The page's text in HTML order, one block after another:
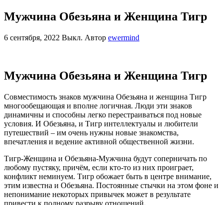
Мужчина Обезьяна и Женщина Тигр
6 сентября, 2022 Выкл. Автор ewermind
Мужчина Обезьяна и Женщина Тигр
Совместимость знаков мужчина Обезьяна и женщина Тигр
многообещающая и вполне логичная. Люди эти знаков
динамичны и способны легко перестраиваться под новые
условия. И Обезьяна, и Тигр интеллектуалы и любители
путешествий – им очень нужны новые знакомства,
впечатления и ведение активной общественной жизни.
Тигр-Женщина и Обезьяна-Мужчина будут соперничать по
любому пустяку, причём, если кто-то из них проиграет,
конфликт неминуем. Тигр обожает быть в центре внимание,
этим известна и Обезьяна. Постоянные стычки на этом фоне и
непонимание некоторых привычек может в результате
привести к полному разрыву отношений.